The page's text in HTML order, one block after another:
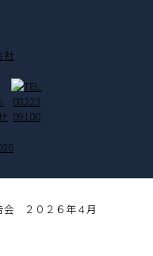
告会 ２０２６年４月